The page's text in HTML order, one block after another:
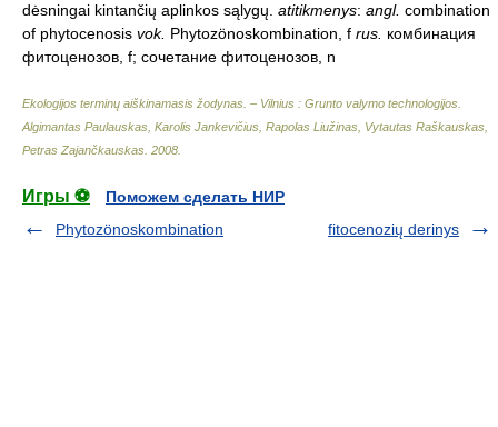
dėsningai kintančių aplinkos sąlygų. atitikmenys: angl. combination
of phytocenosis vok. Phytozönoskombination, f rus. комбинация
фитоценозов, f; сочетание фитоценозов, n
Ekologijos terminų aiškinamasis žodynas. – Vilnius : Grunto valymo technologijos
Algimantas Paulauskas, Karolis Jankevičius, Rapolas Liužinas, Vytautas Raškauskas,
Petras Zajančkauskas 2008
Игры ⚽
Поможем сделать НИР
Phytozönoskombination
fitocenozių derinys